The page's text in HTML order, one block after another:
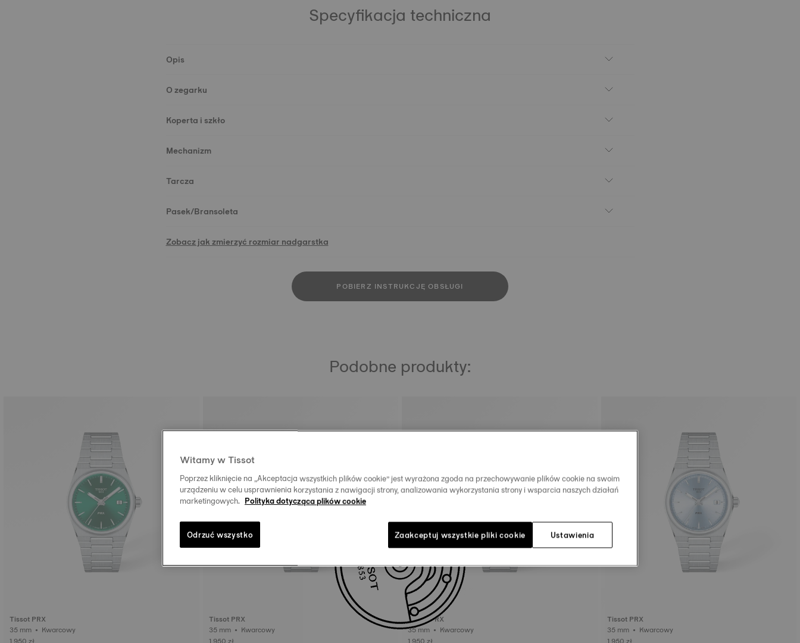
Specyfikacja techniczna
Opis
O zegarku
Koperta i szkło
Mechanizm
Tarcza
Pasek/Bransoleta
Zobacz jak zmierzyć rozmiar nadgarstka
POBIERZ INSTRUKCJĘ OBSŁUGI
Podobne produkty:
Tissot PRX
35 mm • Kwarcowy
Tissot PRX
35 mm • Kwarcowy
Tissot PRX
35 mm • Kwarcowy
Tissot PRX
35 mm • Kwarcowy
Witamy w Tissot
Poprzez kliknięcie na „Akceptacja wszystkich plików cookie” jest wyrażona zgoda na przechowywanie plików cookie na swoim
urządzeniu w celu usprawnienia korzystania z nawigacji strony, analizowania wykorzystania strony i wsparcia naszych działań
marketingowych. Polityka dotycząca plików cookie
Ustawienia
Odrzuć wszystko Zaakceptuj wszystkie pliki cookie